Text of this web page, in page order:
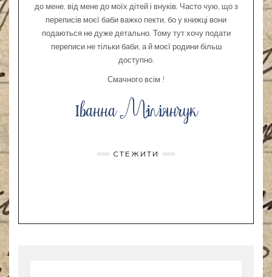
до мене, від мене до моїх дітей і внуків. Часто чую, що з
переписів моєї баби важко пекти, бо у книжці вони
подаються не дуже детально. Тому тут хочу подати
переписи не тільки баби, а й моєї родини більш
доступно.
Смачного всім !
СТЕЖИТИ